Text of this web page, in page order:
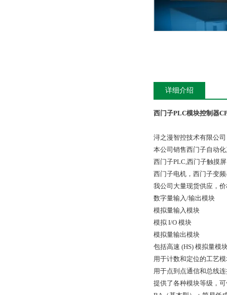
详细介绍
西门子PLC模块控制器
浔之漫智控技术有限公
本公司销售西门子自动
西门子PLC,西门子触摸
西门子电机，西门子变
我公司大量现货供应，
数字量输入/输出模块
模拟量输入模块
模拟 I/O 模块
模拟量输出模块
包括高速 (HS) 模拟量模
用于计数和定位的工艺
用于点到点通信和总线
提供了各种模块等级，